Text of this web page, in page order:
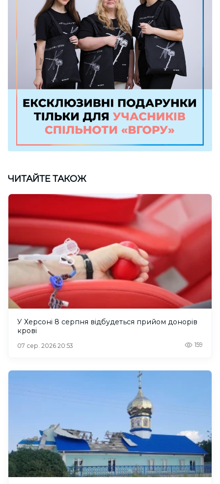
ЧИТАЙТЕ ТАКОЖ
У Херсоні 8 серпня відбудеться прийом донорів
крові
07 сер. 2026 20:53 159